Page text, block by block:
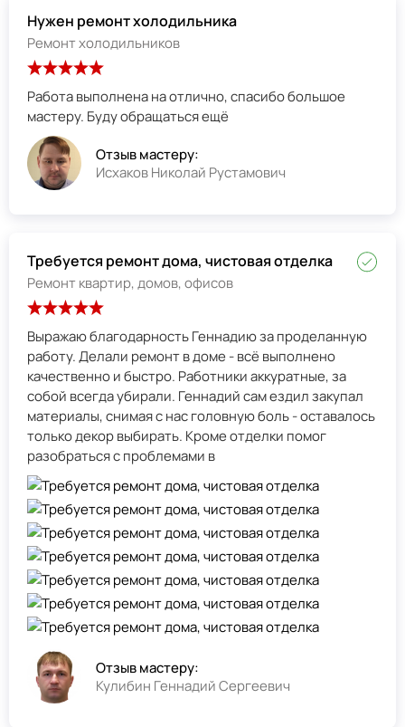
Нужен ремонт холодильника
Ремонт холодильников
Работа выполнена на отлично, спасибо большое
мастеру. Буду обращаться ещё
Отзыв мастеру:
Исхаков Николай Рустамович
Требуется ремонт дома, чистовая отделка
Ремонт квартир, домов, офисов
Выражаю благодарность Геннадию за проделанную
работу. Делали ремонт в доме - всё выполнено
качественно и быстро. Работники аккуратные, за
собой всегда убирали. Геннадий сам ездил закупал
материалы, снимая с нас головную боль - оставалось
только декор выбирать. Кроме отделки помог
разобраться с проблемами в
Отзыв мастеру:
Кулибин Геннадий Сергеевич